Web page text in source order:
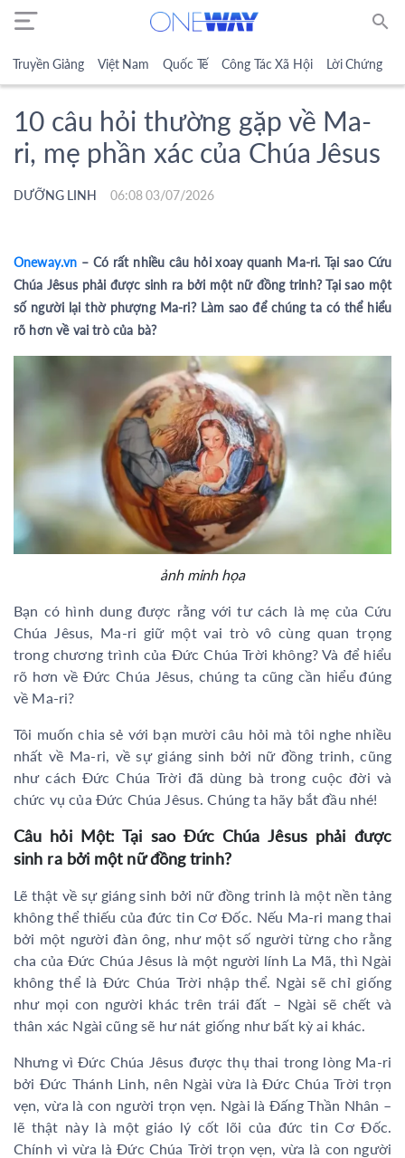
search
Truyền Giảng Việt Nam Quốc Tế Công Tác Xã Hội Lời Chứng
10 câu hỏi thường gặp về Ma-
ri, mẹ phần xác của Chúa Jêsus
DƯỠNG LINH 06:08 03/07/2026
Oneway.vn – Có rất nhiều câu hỏi xoay quanh Ma-ri. Tại sao Cứu
Chúa Jêsus phải được sinh ra bởi một nữ đồng trinh? Tại sao một
số người lại thờ phượng Ma-ri? Làm sao để chúng ta có thể hiểu
rõ hơn về vai trò của bà?
ảnh minh họa
Bạn có hình dung được rằng với tư cách là mẹ của Cứu
Chúa Jêsus, Ma-ri giữ một vai trò vô cùng quan trọng
trong chương trình của Đức Chúa Trời không? Và để hiểu
rõ hơn về Đức Chúa Jêsus, chúng ta cũng cần hiểu đúng
về Ma-ri?
Tôi muốn chia sẻ với bạn mười câu hỏi mà tôi nghe nhiều
nhất về Ma-ri, về sự giáng sinh bởi nữ đồng trinh, cũng
như cách Đức Chúa Trời đã dùng bà trong cuộc đời và
chức vụ của Đức Chúa Jêsus. Chúng ta hãy bắt đầu nhé!
Câu hỏi Một: Tại sao Đức Chúa Jêsus phải được
sinh ra bởi một nữ đồng trinh?
Lẽ thật về sự giáng sinh bởi nữ đồng trinh là một nền tảng
không thể thiếu của đức tin Cơ Đốc. Nếu Ma-ri mang thai
bởi một người đàn ông, như một số người từng cho rằng
cha của Đức Chúa Jêsus là một người lính La Mã, thì Ngài
không thể là Đức Chúa Trời nhập thể. Ngài sẽ chỉ giống
như mọi con người khác trên trái đất – Ngài sẽ chết và
thân xác Ngài cũng sẽ hư nát giống như bất kỳ ai khác.
Nhưng vì Đức Chúa Jêsus được thụ thai trong lòng Ma-ri
bởi Đức Thánh Linh, nên Ngài vừa là Đức Chúa Trời trọn
vẹn, vừa là con người trọn vẹn. Ngài là Đấng Thần Nhân –
lẽ thật này là một giáo lý cốt lõi của đức tin Cơ Đốc.
Chính vì vừa là Đức Chúa Trời trọn vẹn, vừa là con người